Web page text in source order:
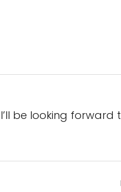
be looking forward